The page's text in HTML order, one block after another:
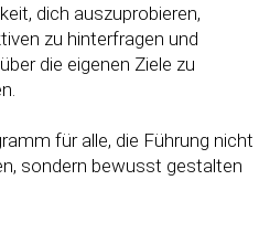
dich auszuprobieren,
zu hinterfragen und
die eigenen Ziele zu
für alle, die Führung nicht
sondern bewusst gestalten